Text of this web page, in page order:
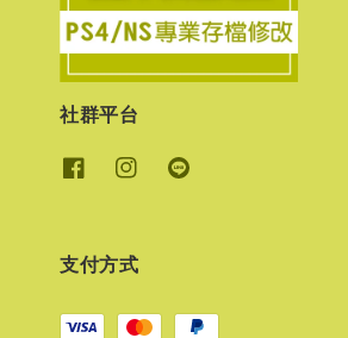
社群平台
支付方式